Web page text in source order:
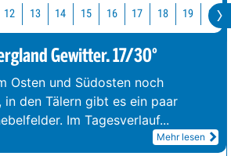
12 13 14 15 16 17 18 19 20
Gewitter. 17/30°
Osten und Südosten noch
in den Tälern gibt es ein paar
Im Tagesverlauf...
Mehr lesen